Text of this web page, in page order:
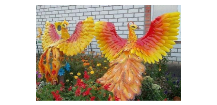
Поделки для малышей Поделки для ребенка
Материалы по простым
и
Пальчиковые поделки